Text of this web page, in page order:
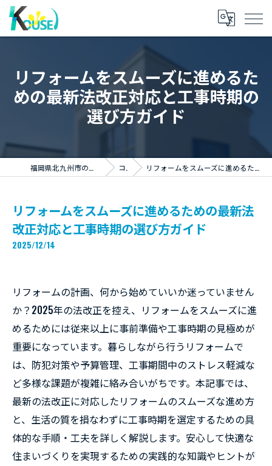
リフォームをスムーズに進めるた
めの最新法改正対応と工事時期の
選び方ガイド
福岡県北九州市のリフォームならKOUSEI株式会社 コラム リフォームをスムーズに進めるための最新法改正対応と工事時期の選び方ガイド
リフォームをスムーズに進めるための最新法
改正対応と工事時期の選び方ガイド
2025/12/14
リフォームの計画、何から始めていいか迷っていません
か？2025年の法改正を控え、リフォームをスムーズに進
めるためには従来以上に事前準備や工事時期の見極めが
重要になっています。暮らしながら行うリフォームで
は、防犯対策や予算管理、工事期間中のストレス軽減な
ど多様な課題が複雑に絡み合いがちです。本記事では、
最新の法改正に対応したリフォームのスムーズな進め方
と、生活の質を損なわずに工事時期を選定するための具
体的な手順・工夫を詳しく解説します。安心して快適な
住まいづくりを実現するための実践的な知識やヒントが